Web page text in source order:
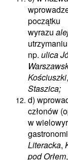
początku
wyrazu
np. ulica
Kościuszki,
Staszica;
d)
członów
w
Literacka,
pod Orłem,